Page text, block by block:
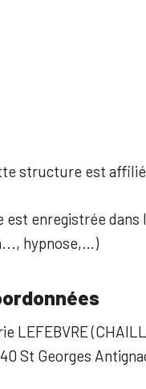
structure est
est enregistrée
hypnose,…)
LEFEBVRE
St Georges